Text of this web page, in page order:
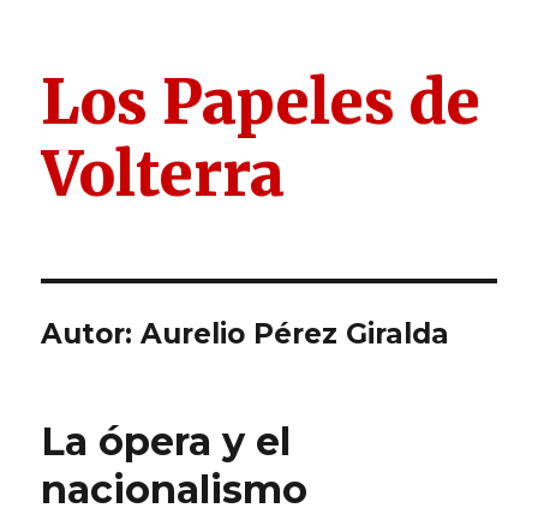
Los Papeles de
Volterra
Autor:Aurelio Pérez Giralda
La ópera y el
nacionalismo